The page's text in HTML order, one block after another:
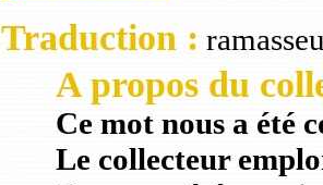
Traduction :
A propos du
Ce mot nous a été
Le collecteur